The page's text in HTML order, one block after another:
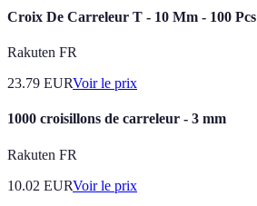
Croix De Carreleur T - 10 Mm - 100 Pcs
Rakuten FR
23.79 EURVoir le prix
1000 croisillons de carreleur - 3 mm
Rakuten FR
10.02 EURVoir le prix